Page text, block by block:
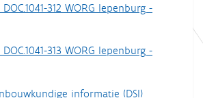
312 WORG Iepenburg -
313 WORG Iepenburg -
informatie (DSI)